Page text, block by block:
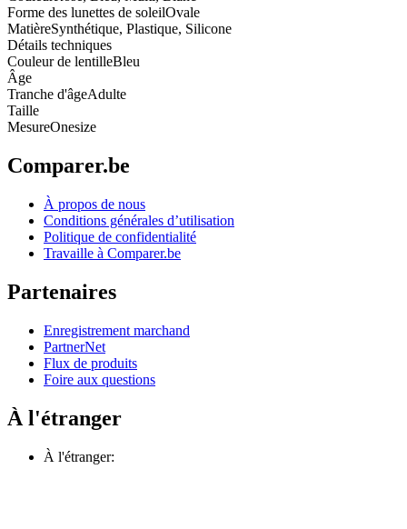
Forme des lunettes de soleilOvale
MatièreSynthétique, Plastique, Silicone
Détails techniques
Couleur de lentilleBleu
Âge
Tranche d'âgeAdulte
Taille
MesureOnesize
Comparer.be
À propos de nous
Conditions générales d’utilisation
Politique de confidentialité
Travaille à Comparer.be
Partenaires
Enregistrement marchand
PartnerNet
Flux de produits
Foire aux questions
À l'étranger
À l'étranger: